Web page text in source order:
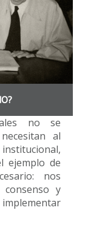
no se
al
ejemplo de
nos
y